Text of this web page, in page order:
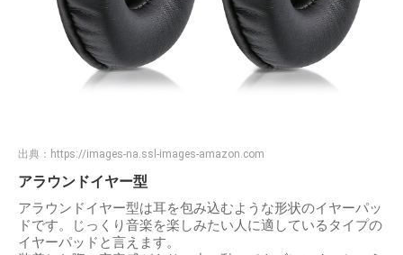
出典： https://images-na.ssl-images-amazon.com
アラウンドイヤー型
アラウンドイヤー型は耳を包み込むような形状のイヤーパッ
ドです。じっくり音楽を楽しみたい人に適しているタイプの
イヤーパッドと言えます。